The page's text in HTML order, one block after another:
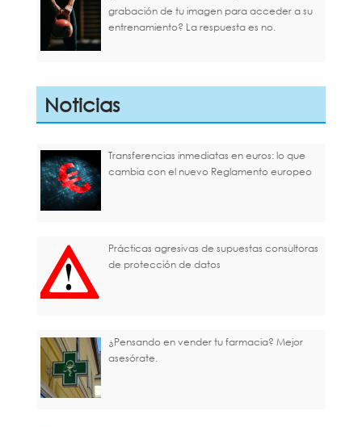
grabación de tu imagen para acceder a su
entrenamiento? La respuesta es no.
Noticias
Transferencias inmediatas en euros: lo que
cambia con el nuevo Reglamento europeo
Prácticas agresivas de supuestas consultoras
de protección de datos
¿Pensando en vender tu farmacia? Mejor
asesórate.